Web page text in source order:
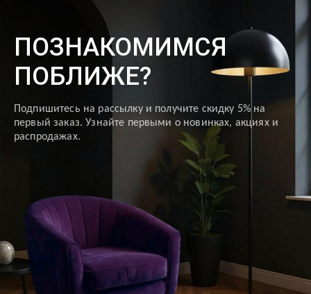
ПОЗНАКОМИМСЯ
ПОБЛИЖЕ?
Подпишитесь на рассылку и получите скидку 5% на
первый заказ. Узнайте первыми о новинках, акциях и
распродажах.